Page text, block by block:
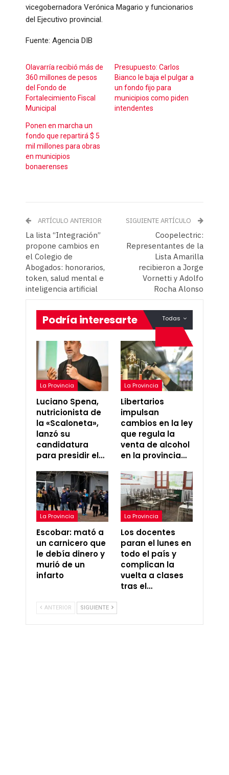
vicegobernadora Verónica Magario y funcionarios
del Ejecutivo provincial.
Fuente: Agencia DIB
Olavarría recibió más de
360 millones de pesos
del Fondo de
Fortalecimiento Fiscal
Municipal
Presupuesto: Carlos
Bianco le baja el pulgar a
un fondo fijo para
municipios como piden
intendentes
Ponen en marcha un
fondo que repartirá $ 5
mil millones para obras
en municipios
bonaerenses
ARTÍCULO ANTERIOR
La lista “Integración”
propone cambios en
el Colegio de
Abogados: honorarios,
token, salud mental e
inteligencia artificial
SIGUIENTE ARTÍCULO
Coopelectric:
Representantes de la
Lista Amarilla
recibieron a Jorge
Vornetti y Adolfo
Rocha Alonso
Todas
Podría interesarte
La Provincia
Luciano Spena,
nutricionista de
la «Scaloneta»,
lanzó su
candidatura
para presidir el…
La Provincia
Libertarios
impulsan
cambios en la ley
que regula la
venta de alcohol
en la provincia…
La Provincia
Escobar: mató a
un carnicero que
le debía dinero y
murió de un
infarto
La Provincia
Los docentes
paran el lunes en
todo el país y
complican la
vuelta a clases
tras el…
ANTERIOR SIGUIENTE